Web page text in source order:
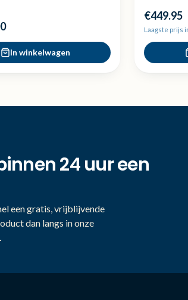
In winkelwagen
€449.95
Laagste prijs
24 uur een
een gratis, vrijblijvende
dan langs in onze